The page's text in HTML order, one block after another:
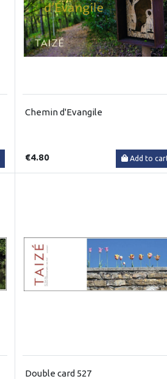
Chemin d'Evangile
€4.80 Add to
Double card 527